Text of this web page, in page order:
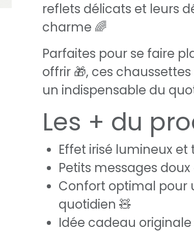
reflets délicats et leurs
charme 🌈
Parfaites pour se faire
offrir 🎁, ces
un indispensable du
Les + du
Effet irisé lumineux et
Petits messages
Confort optimal pour
quotidien 🧸
Idée cadeau originale